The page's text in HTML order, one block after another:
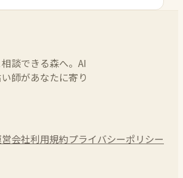
談できる森へ。AI
師があなたに寄り
会社利用規約プライバシーポリシー